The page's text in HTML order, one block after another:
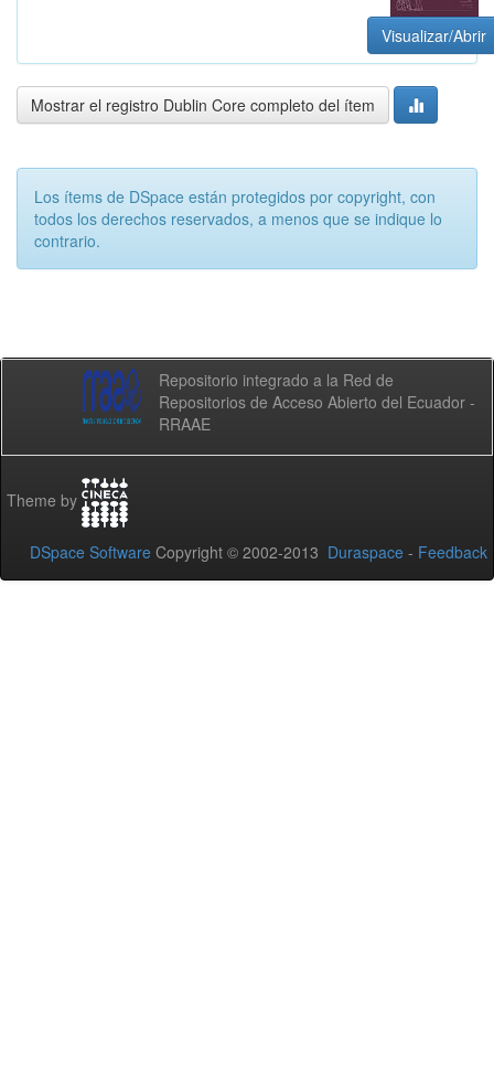
Visualizar/Abrir
Mostrar el registro Dublin Core completo del ítem
Los ítems de DSpace están protegidos por copyright, con
todos los derechos reservados, a menos que se indique lo
contrario.
Repositorio integrado a la Red de
Repositorios de Acceso Abierto del Ecuador -
RRAAE
Theme by
DSpace Software Copyright © 2002-2013 Duraspace - Feedback